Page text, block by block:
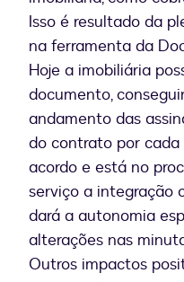
Isso é resultado da
na ferramenta da
Hoje a imobiliária
documento,
andamento das
do contrato por
acordo e está no
serviço a integração
dará a autonomia
alterações nas
Outros impactos